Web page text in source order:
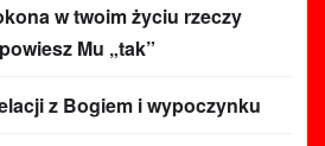
w twoim życiu rzeczy
Mu „tak”
z Bogiem i wypoczynku